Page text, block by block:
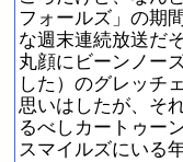
フォールズ」の期
な週末連続放送だ
丸顔にビーンノー
した）のグレッチ
思いはしたが、そ
るべしカートゥー
スマイルズにいる